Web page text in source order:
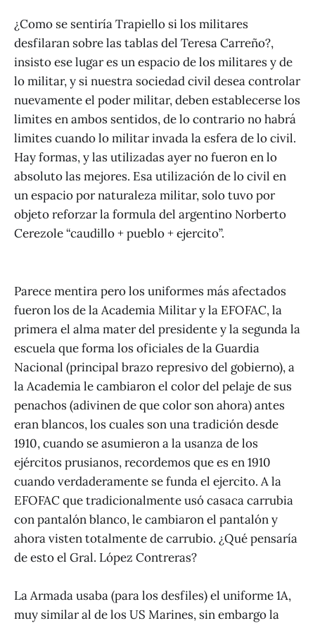
¿Como se sentiría Trapiello si los militares
desfilaran sobre las tablas del Teresa Carreño?,
insisto ese lugar es un espacio de los militares y de
lo militar, y si nuestra sociedad civil desea controlar
nuevamente el poder militar, deben establecerse los
limites en ambos sentidos, de lo contrario no habrá
limites cuando lo militar invada la esfera de lo civil.
Hay formas, y las utilizadas ayer no fueron en lo
absoluto las mejores. Esa utilización de lo civil en
un espacio por naturaleza militar, solo tuvo por
objeto reforzar la formula del argentino Norberto
Cerezole “caudillo + pueblo + ejercito”.
Parece mentira pero los uniformes más afectados
fueron los de la Academia Militar y la EFOFAC, la
primera el alma mater del presidente y la segunda la
escuela que forma los oficiales de la Guardia
Nacional (principal brazo represivo del gobierno), a
la Academia le cambiaron el color del pelaje de sus
penachos (adivinen de que color son ahora) antes
eran blancos, los cuales son una tradición desde
1910, cuando se asumieron a la usanza de los
ejércitos prusianos, recordemos que es en 1910
cuando verdaderamente se funda el ejercito. A la
EFOFAC que tradicionalmente usó casaca carrubia
con pantalón blanco, le cambiaron el pantalón y
ahora visten totalmente de carrubio. ¿Qué pensaría
de esto el Gral. López Contreras?
La Armada usaba (para los desfiles) el uniforme 1A,
muy similar al de los US Marines, sin embargo la